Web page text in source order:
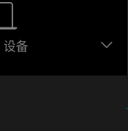
设备